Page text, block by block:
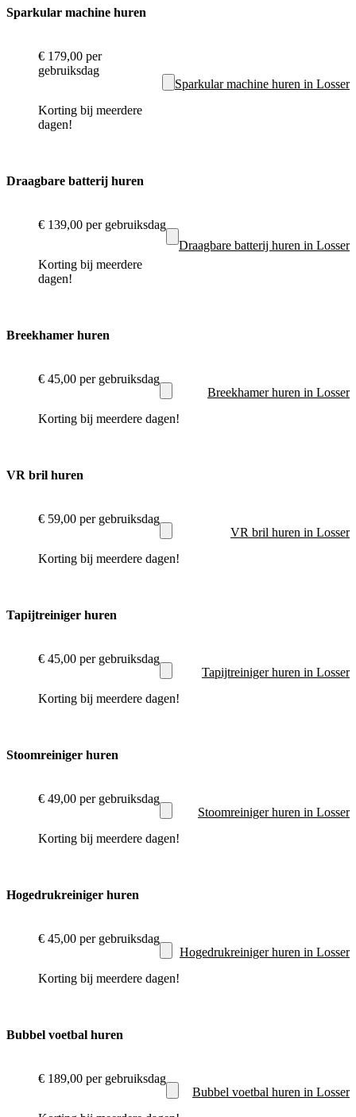
Sparkular machine huren
€ 179,00 per
gebruiksdag
Korting bij meerdere
dagen!
Sparkular machine huren in Losser
Draagbare batterij huren
€ 139,00 per gebruiksdag
Korting bij meerdere
dagen!
Draagbare batterij huren in Losser
Breekhamer huren
€ 45,00 per gebruiksdag
Korting bij meerdere dagen!
Breekhamer huren in Losser
VR bril huren
€ 59,00 per gebruiksdag
Korting bij meerdere dagen!
VR bril huren in Losser
Tapijtreiniger huren
€ 45,00 per gebruiksdag
Korting bij meerdere dagen!
Tapijtreiniger huren in Losser
Stoomreiniger huren
€ 49,00 per gebruiksdag
Korting bij meerdere dagen!
Stoomreiniger huren in Losser
Hogedrukreiniger huren
€ 45,00 per gebruiksdag
Korting bij meerdere dagen!
Hogedrukreiniger huren in Losser
Bubbel voetbal huren
€ 189,00 per gebruiksdag
Bubbel voetbal huren in Losser